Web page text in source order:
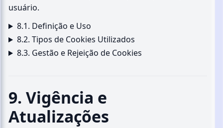
usuário.
8.1. Definição e Uso
8.2. Tipos de Cookies Utilizados
8.3. Gestão e Rejeição de Cookies
9. Vigência e
Atualizações